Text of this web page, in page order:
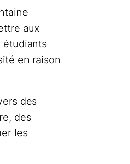
aux
étudiants
en raison
des
des
les